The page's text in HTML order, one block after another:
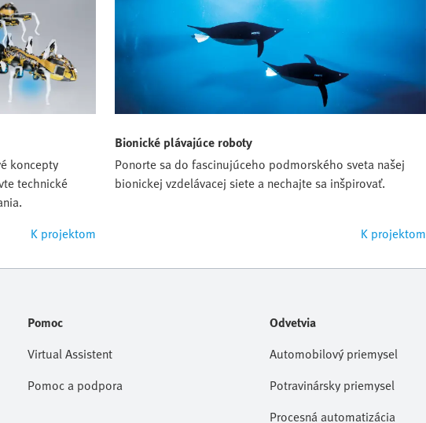
koncepty
technické
K projektom
Bionické plávajúce roboty
Ponorte sa do fascinujúceho podmorského sveta našej
bionickej vzdelávacej siete a nechajte sa inšpirovať.
K projektom
Pomoc
Virtual Assistent
Pomoc a podpora
Odvetvia
Automobilový priemysel
Potravinársky priemysel
Procesná automatizácia